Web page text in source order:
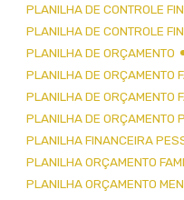
PLANILHA DE CONTROLE
PLANILHA DE CONTROLE
PLANILHA DE ORÇAMENTO
PLANILHA DE ORÇAMENTO
PLANILHA DE ORÇAMENTO
PLANILHA DE ORÇAMENTO
PLANILHA FINANCEIRA
PLANILHA ORÇAMENTO
PLANILHA ORÇAMENTO